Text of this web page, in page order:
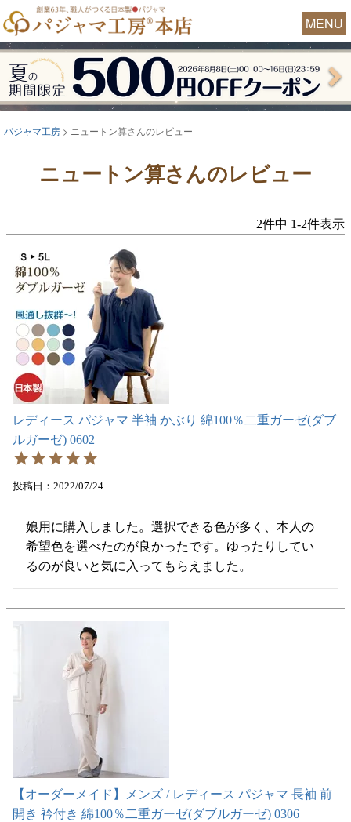
MENU
パジャマ工房 ニュートン算さんのレビュー
ニュートン算さんのレビュー
2件中 1-2件表示
レディース パジャマ 半袖 かぶり 綿100％二重ガーゼ(ダブ
ルガーゼ) 0602
投稿日 2022/07/24
娘用に購入しました。選択できる色が多く、本人の
希望色を選べたのが良かったです。ゆったりしてい
るのが良いと気に入ってもらえました。
【オーダーメイド】メンズ / レディース パジャマ 長袖 前
開き 衿付き 綿100％二重ガーゼ(ダブルガーゼ) 0306